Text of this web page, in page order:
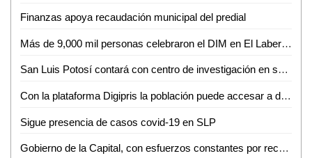
Finanzas apoya recaudación municipal del predial
Más de 9,000 mil personas celebraron el DIM en El Laberinto
San Luis Potosí contará con centro de investigación en salud
Con la plataforma Digipris la población puede accesar a diversos trámites sanitarios las 24 horas sin necesidad de filas
Sigue presencia de casos covid-19 en SLP
Gobierno de la Capital, con esfuerzos constantes por recuperar el esplendor de nuestro Centro Histórico